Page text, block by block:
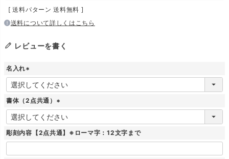
送料パターン 送料無料
送料について詳しくはこちら
レビューを書く
名入れ
(
必
須
書体（2点共通）
(
必
須
彫刻内容【2点共通】※ローマ字：12文字まで